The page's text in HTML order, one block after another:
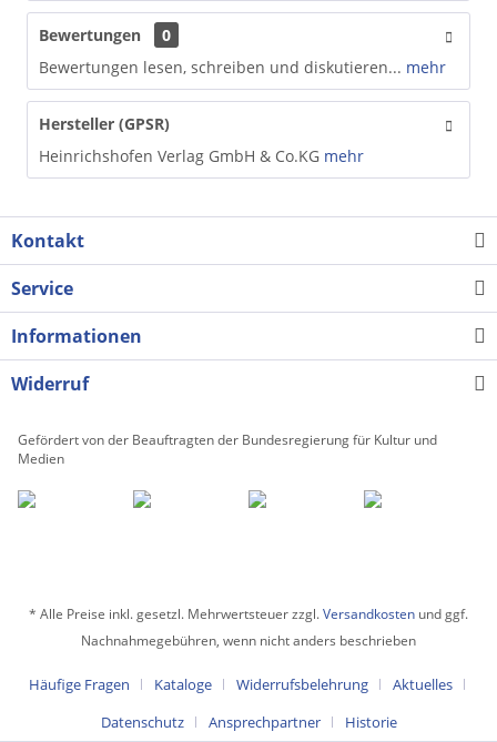
Bewertungen
0
Bewertungen lesen, schreiben und diskutieren... mehr
Hersteller (GPSR)
Heinrichshofen Verlag GmbH & Co.KG mehr
Kontakt
Service
Informationen
Widerruf
Gefördert von der Beauftragten der Bundesregierung für Kultur und
Medien
* Alle Preise inkl. gesetzl. Mehrwertsteuer zzgl.Versandkosten und ggf.
Nachnahmegebühren, wenn nicht anders beschrieben
Häufige Fragen Kataloge Widerrufsbelehrung
Aktuelles
Datenschutz
Ansprechpartner Historie